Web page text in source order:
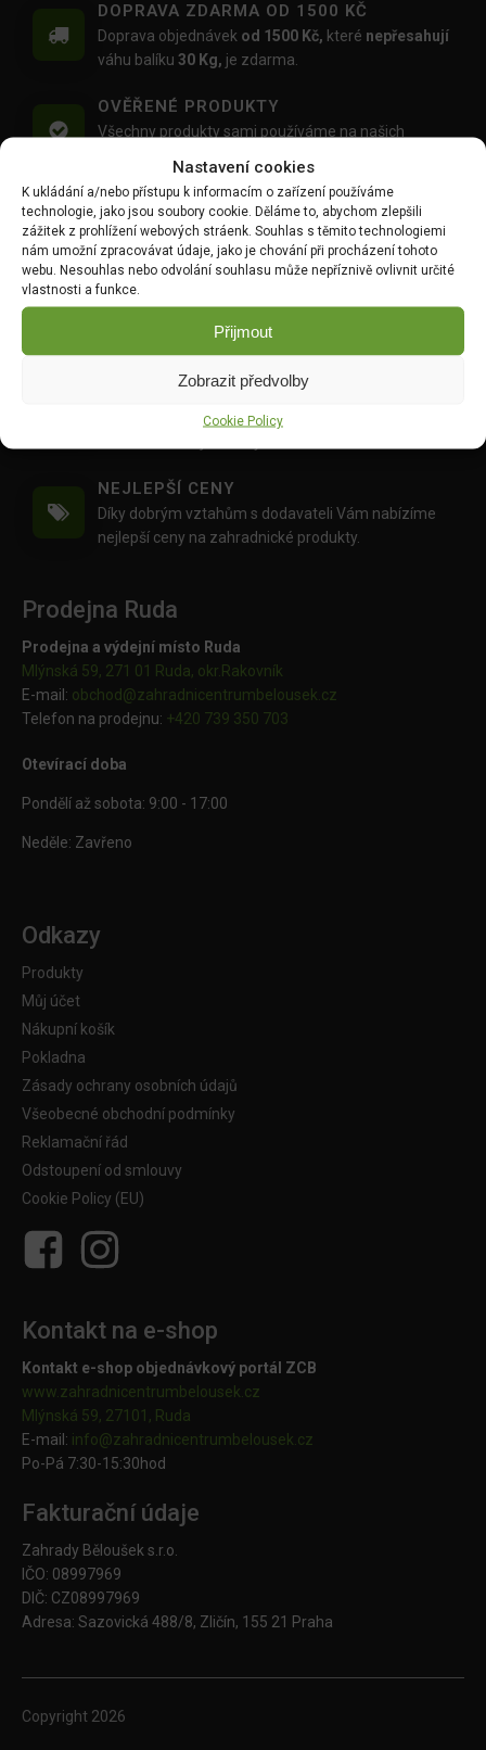
Nastavení cookies
K ukládání a/nebo přístupu k informacím o zařízení používáme
technologie, jako jsou soubory cookie. Děláme to, abychom zlepšili
zážitek z prohlížení webových stráenk. Souhlas s těmito technologiemi
nám umožní zpracovávat údaje, jako je chování při procházení tohoto
webu. Nesouhlas nebo odvolání souhlasu může nepříznivě ovlivnit určité
vlastnosti a funkce.
Přijmout
Zobrazit předvolby
Cookie Policy
DOPRAVA ZDARMA OD 1500 KČ
Doprava objednávek od 1500 Kč, které nepřesahují
váhu balíku 30 Kg, je zdarma.
OVĚŘENÉ PRODUKTY
Všechny produkty sami používáme na našich
MOŽNOST OSOBNÍHO ODBĚRU
Objednávku si můžete i vyzvednout zdarma na
výdejním místě Mlýnská 59, Ruda, 27101
PŘÁTELSKÝ PŘÍSTUP
Pokud si s něčím nevíte rady,
, rádi Vám poradíme :)
PROFESIONÁLNÍ KOMUNIKACE
Během celého procesu nákupu budete informováni
NEJLEPŠÍ CENY
Díky dobrým vztahům s dodavateli Vám nabízíme
nejlepší ceny na zahradnické produkty.
Prodejna Ruda
Prodejna a výdejní místo Ruda
Mlýnská 59, 271 01 Ruda, okr.Rakovník
E-mail: obchod@zahradnicentrumbelousek.cz
Telefon na prodejnu: +420 739 350 703
Otevírací doba
Pondělí až sobota: 9:00 - 17:00
Neděle: Zavřeno
Odkazy
Produkty
Můj účet
Nákupní košík
Pokladna
Zásady ochrany osobních údajů
Všeobecné obchodní podmínky
Reklamační řád
Odstoupení od smlouvy
Cookie Policy (EU)
Kontakt na e-shop
Kontakt e-shop objednávkový portál ZCB
www.zahradnicentrumbelousek.cz
Mlýnská 59, 27101, Ruda
E-mail: info@zahradnicentrumbelousek.cz
Po-Pá 7:30-15:30hod
Fakturační údaje
Zahrady Běloušek s.r.o.
IČO: 08997969
DIČ: CZ08997969
Adresa: Sazovická 488/8, Zličín, 155 21 Praha
Copyright 2026